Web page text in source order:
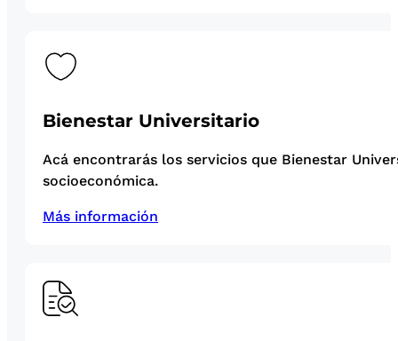
Bienestar Universitario
Acá encontrarás los servicios que Bienestar
socioeconómica.
Más información